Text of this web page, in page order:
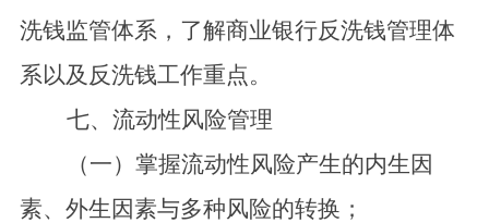
洗钱监管体系，了解商业银行反洗钱管理体
系以及反洗钱工作重点。
七、流动性风险管理
（一）掌握流动性风险产生的内生因
素、外生因素与多种风险的转换；